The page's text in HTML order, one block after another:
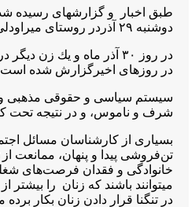
دوشنبه ٢٩ آذردر روستاى ميراودلى از توابع پاوه اشاره نمود كه عمويش بدليل چت كردن ، وى را خفه نموده و بقتل رسانده است .
در روزهاى اخيرگزارش شدە
سیستم سیاسی و حقوقی مذهبی و
شرف و ناموس، و در نتیجه‌ تحت
بسیاری از کارشناسان مسائل
تن‌فروشی پیدا و پنهان، ممانعت
خانوادگی و فقدان فرصت‌های
میتوانند باشند کە زنان را
در تنگنا قرار دادن زنان بکار بردە